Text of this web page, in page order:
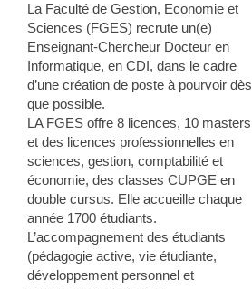
La Faculté de Gestion, Economie et
Sciences (FGES) recrute un(e)
Enseignant-Chercheur Docteur en
Informatique, en CDI, dans le cadre
d’une création de poste à pourvoir dès
que possible.
LA FGES offre 8 licences, 10 masters
et des licences professionnelles en
sciences, gestion, comptabilité et
économie, des classes CUPGE en
double cursus. Elle accueille chaque
année 1700 étudiants.
L’accompagnement des étudiants
(pédagogie active, vie étudiante,
développement personnel et